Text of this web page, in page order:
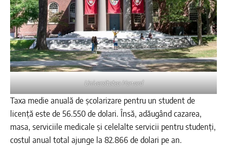
Universitatea Harvard
Taxa medie anuală de școlarizare pentru un student de
licență este de 56.550 de dolari. Însă, adăugând cazarea,
masa, serviciile medicale și celelalte servicii pentru studenți,
costul anual total ajunge la 82.866 de dolari pe an.